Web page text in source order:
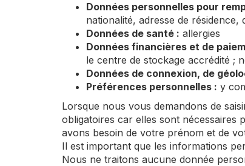
Données personnelles pour
nationalité, adresse de
Données de santé : allergies
Données financières et de
le centre de stockage accrédité ;
Données de connexion, de
Préférences personnelles : y
Lorsque nous vous demandons de
obligatoires car elles sont
avons besoin de votre prénom et de
Il est important que les informations
Nous ne traitons aucune donnée